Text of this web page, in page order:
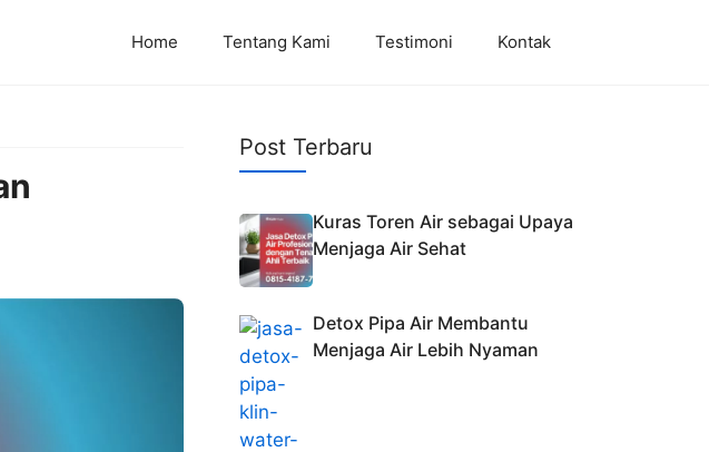
Home Tentang Kami Testimoni Kontak
Post Terbaru
Kuras Toren Air sebagai Upaya
Menjaga Air Sehat
Detox Pipa Air Membantu
Menjaga Air Lebih Nyaman